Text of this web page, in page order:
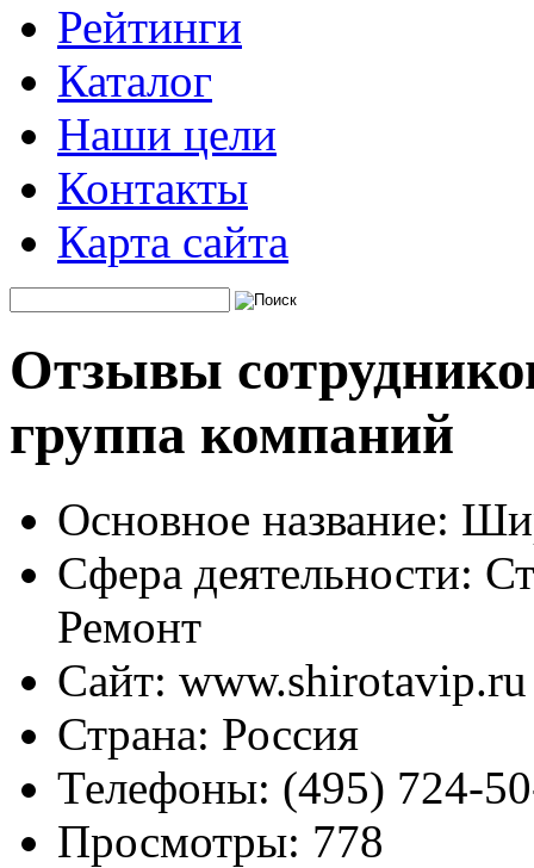
Рейтинги
Каталог
Наши цели
Контакты
Карта сайта
Отзывы
группа компаний
Основное название:
Сфера деятельности:
Ремонт
Сайт: www.shirotavip.ru
Страна: Россия
Телефоны: (495) 724-
Просмотры: 778